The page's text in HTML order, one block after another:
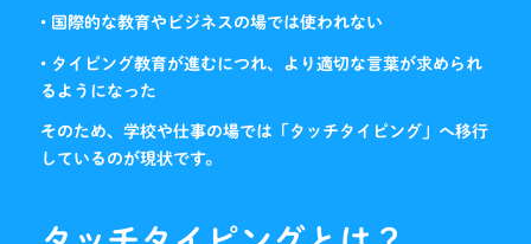
• 国際的な教育やビジネスの場では使われない
• タイピング教育が進むにつれ、より適切な言葉が求められ
るようになった
そのため、学校や仕事の場では「タッチタイピング」へ移行
しているのが現状です。